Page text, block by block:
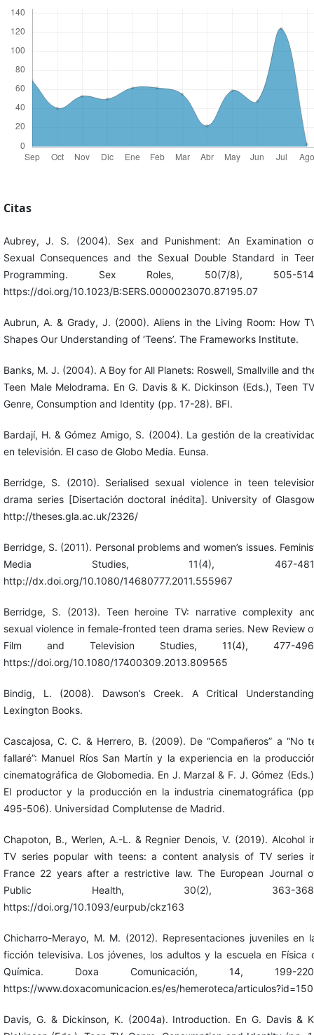
Citas
Aubrey, J. S. (2004). Sex and Punishment: An Examination
Sexual Consequences and the Sexual Double Standard in
Programming. Sex Roles, 50(7/8), 505-
https://doi.org/10.1023/B:SERS.0000023070.87195.07
Aubrun, A. & Grady, J. (2000). Aliens in the Living Room: How
Shapes Our Understanding of ‘Teens’. The Frameworks Institute.
Banks, M. J. (2004). A Boy for All Planets: Roswell, Smallville and
Teen Male Melodrama. En G. Davis & K. Dickinson (Eds.), Teen
Genre, Consumption and Identity (pp. 17-28). BFI.
Bardají, H. & Gómez Amigo, S. (2004). La gestión de la
en televisión. El caso de Globo Media. Eunsa.
Berridge, S. (2010). Serialised sexual violence in teen
drama series [Disertación doctoral inédita]. University of
http://theses.gla.ac.uk/2326/
Berridge, S. (2011). Personal problems and women’s issues.
Media Studies, 11(4), 467-
http://dx.doi.org/10.1080/14680777.2011.555967
Berridge, S. (2013). Teen heroine TV: narrative complexity
sexual violence in female-fronted teen drama series. New Review
Film and Television Studies, 11(4), 477-
https://doi.org/10.1080/17400309.2013.809565
Bindig, L. (2008). Dawson’s Creek. A Critical
Lexington Books.
Cascajosa, C. C. & Herrero, B. (2009). De “Compañeros” a “No
fallaré”: Manuel Ríos San Martín y la experiencia en la
cinematográfica de Globomedia. En J. Marzal & F. J. Gómez
El productor y la producción en la industria cinematográfica
495-506). Universidad Complutense de Madrid.
Chapoton, B., Werlen, A.-L. & Regnier Denois, V. (2019). Alcohol
TV series popular with teens: a content analysis of TV series
France 22 years after a restrictive law. The European Journal
Public Health, 30(2), 363-
https://doi.org/10.1093/eurpub/ckz163
Chicharro-Merayo, M. M. (2012). Representaciones juveniles en
ficción televisiva. Los jóvenes, los adultos y la escuela en Física
Química. Doxa Comunicación, 14, 199-
https://www.doxacomunicacion.es/es/hemeroteca/articulos?id=150
Davis, G. & Dickinson, K. (2004a). Introduction. En G. Davis &